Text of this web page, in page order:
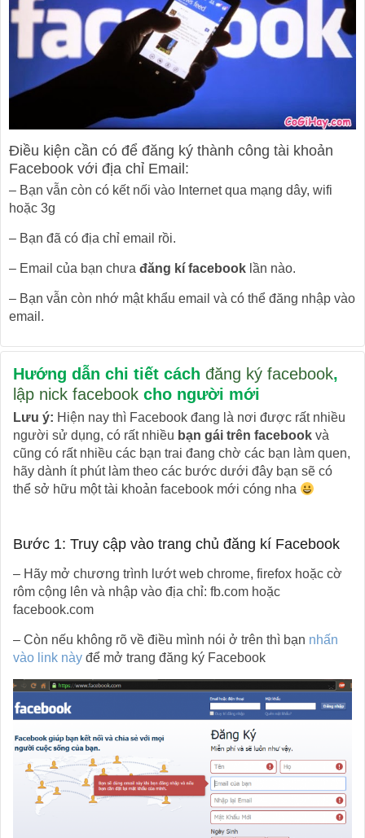
Điều kiện cần có để đăng ký thành công tài khoản
Facebook với địa chỉ Email:
– Bạn vẫn còn có kết nối vào Internet qua mạng dây, wifi
hoặc 3g
– Bạn đã có địa chỉ email rồi.
– Email của bạn chưa đăng kí facebook lần nào.
– Bạn vẫn còn nhớ mật khẩu email và có thể đăng nhập vào
email.
Hướng dẫn chi tiết cách đăng ký facebook,
lập nick facebook cho người mới
Lưu ý: Hiện nay thì Facebook đang là nơi được rất nhiều
người sử dụng, có rất nhiều bạn gái trên facebook và
cũng có rất nhiều các bạn trai đang chờ các bạn làm quen,
hãy dành ít phút làm theo các bước dưới đây bạn sẽ có
thể sở hữu một tài khoản facebook mới cóng nha
Bước 1: Truy cập vào trang chủ đăng kí Facebook
– Hãy mở chương trình lướt web chrome, firefox hoặc cờ
rôm cộng lên và nhập vào địa chỉ: fb.com hoặc
facebook.com
– Còn nếu không rõ về điều mình nói ở trên thì bạn nhấn
vào link này để mở trang đăng ký Facebook